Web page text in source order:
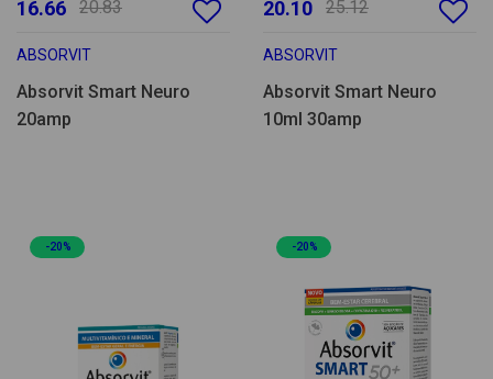
16.66 20.83
ABSORVIT
Absorvit Smart Neuro
20amp
20.10 25.12
ABSORVIT
Absorvit Smart Neuro
10ml 30amp
-20% -20%